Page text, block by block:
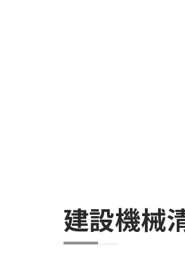
建設機械